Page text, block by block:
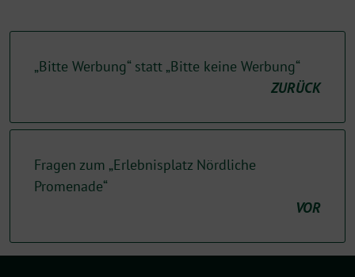
„Bitte Werbung“ statt „Bitte keine Werbung“
ZURÜCK
Fragen zum „Erlebnisplatz Nördliche
Promenade“
VOR